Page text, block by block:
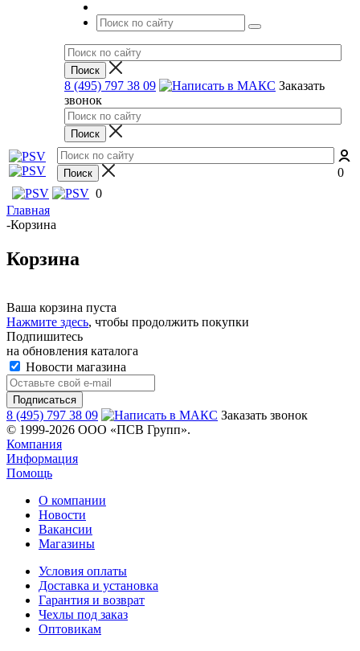
8 (495) 797 38 09
Заказать
звонок
0
0
Главная
-Корзина
Корзина
Ваша корзина пуста
Нажмите здесь, чтобы продолжить покупки
Подпишитесь
на обновления каталога
Новости магазина
8 (495) 797 38 09
Заказать звонок
© 1999-2026 ООО «ПСВ Групп».
Компания
Информация
Помощь
О компании
Новости
Вакансии
Магазины
Условия оплаты
Доставка и установка
Гарантия и возврат
Чехлы под заказ
Оптовикам